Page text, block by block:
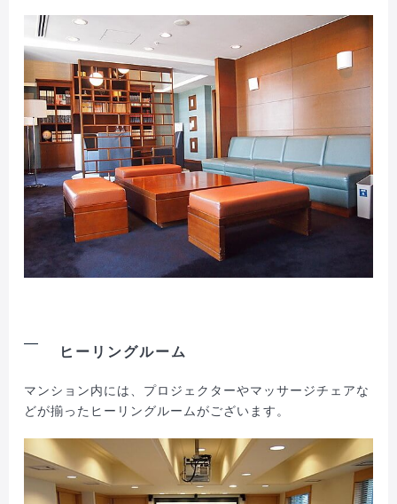
ヒーリングルーム
マンション内には、プロジェクターやマッサージチェアな
どが揃ったヒーリングルームがございます。